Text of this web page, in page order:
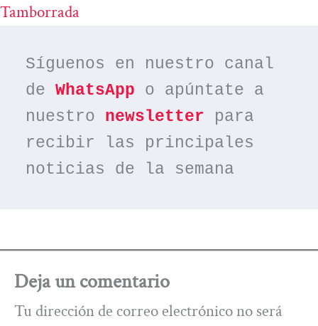
Tamborrada
Síguenos en nuestro canal
de WhatsApp o apúntate a
nuestro newsletter para
recibir las principales
noticias de la semana
Deja un comentario
Tu dirección de correo electrónico no será